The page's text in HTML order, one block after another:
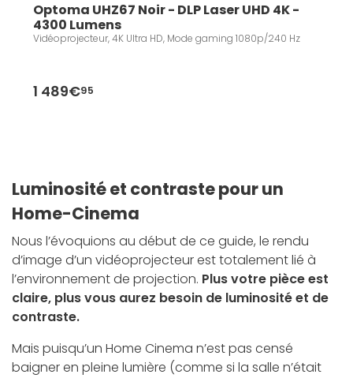
Optoma UHZ67 Noir - DLP Laser UHD 4K -
4300 Lumens
Vidéoprojecteur, 4K Ultra HD, Mode gaming 1080p/240 Hz
1 489€95
Luminosité et contraste pour un
Home-Cinema
Nous l’évoquions au début de ce guide, le rendu
d’image d’un vidéoprojecteur est totalement lié à
l’environnement de projection. Plus votre pièce est
claire, plus vous aurez besoin de luminosité et de
contraste.
Mais puisqu’un Home Cinema n’est pas censé
baigner en pleine lumière (comme si la salle n’était